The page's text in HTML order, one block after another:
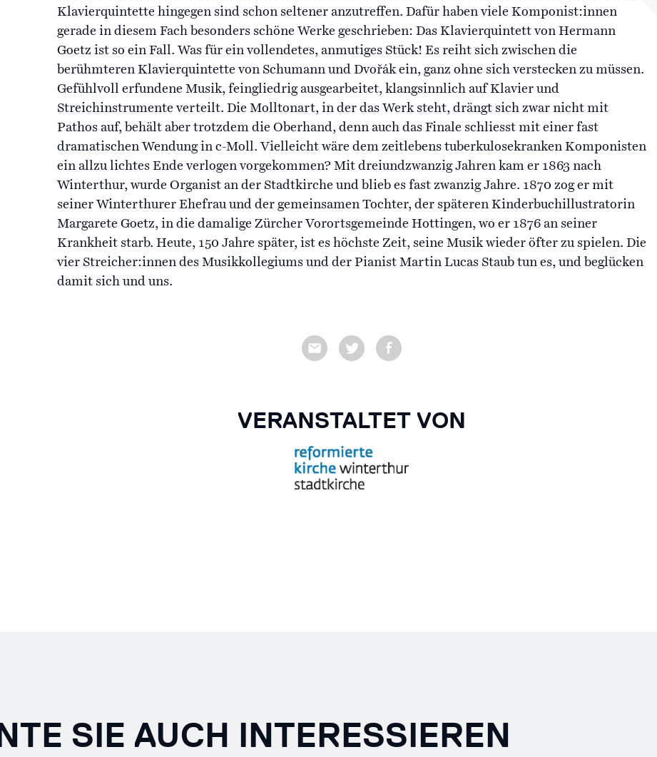
Klavierquintette hingegen sind schon seltener anzutreffen. Dafür haben viele Komponist:innen
gerade in diesem Fach besonders schöne Werke geschrieben: Das Klavierquintett von Hermann
Goetz ist so ein Fall. Was für ein vollendetes, anmutiges Stück! Es reiht sich zwischen die
berühmteren Klavierquintette von Schumann und Dvořák ein, ganz ohne sich verstecken zu müssen.
Gefühlvoll erfundene Musik, feingliedrig ausgearbeitet, klangsinnlich auf Klavier und
Streichinstrumente verteilt. Die Molltonart, in der das Werk steht, drängt sich zwar nicht mit
Pathos auf, behält aber trotzdem die Oberhand, denn auch das Finale schliesst mit einer fast
dramatischen Wendung in c-Moll. Vielleicht wäre dem zeitlebens tuberkulosekranken Komponisten
ein allzu lichtes Ende verlogen vorgekommen? Mit dreiundzwanzig Jahren kam er 1863 nach
Winterthur, wurde Organist an der Stadtkirche und blieb es fast zwanzig Jahre. 1870 zog er mit
seiner Winterthurer Ehefrau und der gemeinsamen Tochter, der späteren Kinderbuchillustratorin
Margarete Goetz, in die damalige Zürcher Vorortsgemeinde Hottingen, wo er 1876 an seiner
Krankheit starb. Heute, 150 Jahre später, ist es höchste Zeit, seine Musik wieder öfter zu spielen. Die
vier Streicher:innen des Musikkollegiums und der Pianist Martin Lucas Staub tun es, und beglücken
damit sich und uns.
VERANSTALTET VON
SIE AUCH INTERESSIEREN